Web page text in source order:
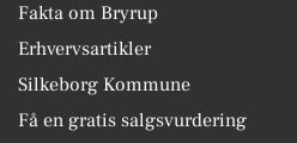
Fakta om Bryrup
Erhvervsartikler
Silkeborg Kommune
Få en gratis salgsvurdering